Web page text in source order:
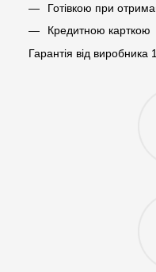
Готівкою при
Кредитною карткою
Гарантія від виробника